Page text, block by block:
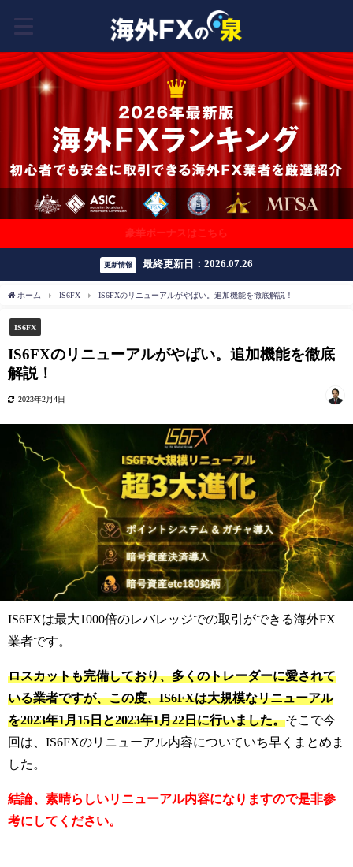
豪華ボーナスはこちら
更新情報 最終更新日：2026.07.26
ホーム IS6FX IS6FXのリニューアルがやばい。追加機能を徹底解説！
IS6FX
IS6FXのリニューアルがやばい。追加機能を徹底
解説！
2023年2月4日
IS6FXは最大1000倍のレバレッジでの取引ができる海外FX
業者です。
ロスカットも完備しており、多くのトレーダーに愛されて
いる業者ですが、この度、IS6FXは大規模なリニューアル
を2023年1月15日と2023年1月22日に行いました。そこで今
回は、IS6FXのリニューアル内容についていち早くまとめま
した。
結論、素晴らしいリニューアル内容になりますので是非参
考にしてください。